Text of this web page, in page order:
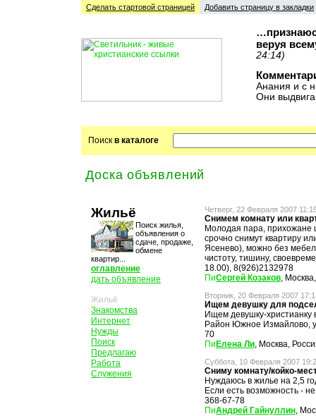
Сделать стартовой cтраницей Добавить страницу в закладки
веруя
24:14)
Анания и с
Они
Поиск в каталоге
Доска объявлений
Жильё
Поиск жилья,
объявления о
сдаче, продаже,
обмене
квартир...
оглавление
дать объявление
Жильё
Знакомства
Интернет
Нужды
Поиск
Предлагаю
Работа
Служения
Четверг, 22 Февраля 2007
Снимем комнату или
Молодая пара, прихожане
срочно снимут квартиру
Ясенево), можно без
чистоту, тишину,
18.00), 8(926)2132978
Сергей Козаков,
Вторник, 20 Февраля 2007
Ищем девушку для
Ищем девушку-христианку
Район Южное Измайлово,
70
Елена Ли, Москва,
Суббота, 10 Февраля 2007
Сниму комнату/койко-
Нуждаюсь в жилье на 2,5
Если есть возможность -
368-67-78
Андрей Гайнуллин,